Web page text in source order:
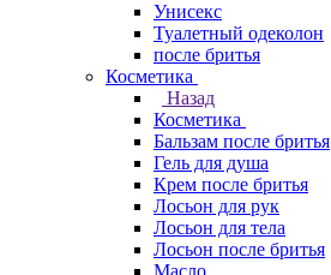
Унисекс
Туалетный одеколон
после бритья
Косметика
Назад
Косметика
Бальзам после бритья
Гель для душа
Крем после бритья
Лосьон для рук
Лосьон для тела
Лосьон после бритья
Масло